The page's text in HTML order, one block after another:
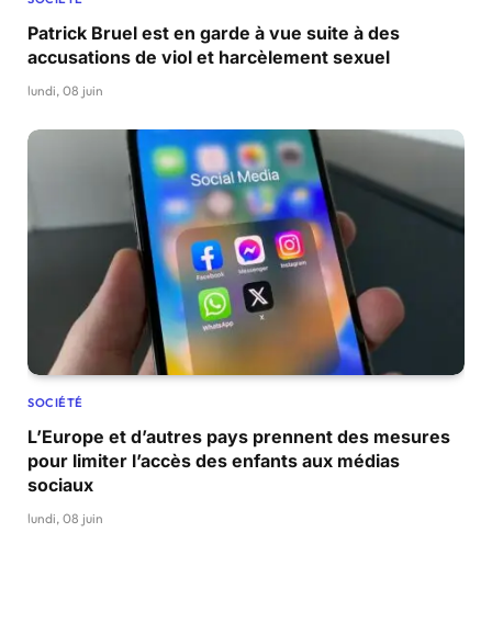
Patrick Bruel est en garde à vue suite à des
accusations de viol et harcèlement sexuel
lundi, 08 juin
SOCIÉTÉ
L’Europe et d’autres pays prennent des mesures
pour limiter l’accès des enfants aux médias
sociaux
lundi, 08 juin